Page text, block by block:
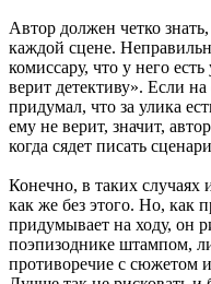
Автор должен четко
каждой сцене.
комиссару, что у него
верит детективу». Если
придумал, что за улика
ему не верит, значит,
когда сядет писать
Конечно, в таких случаях
как же без этого. Но, как
придумывает на ходу, он
поэпизоднике штампом,
противоречие с сюжетом